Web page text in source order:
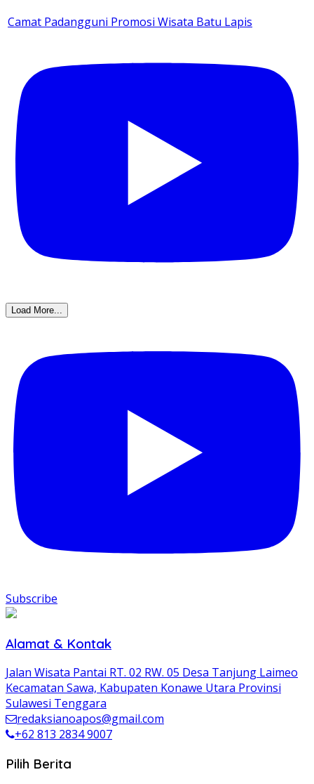
Camat Padangguni Promosi Wisata Batu Lapis
Load More...
Subscribe
Alamat & Kontak
Jalan Wisata Pantai RT. 02 RW. 05 Desa Tanjung Laimeo
Kecamatan Sawa, Kabupaten Konawe Utara Provinsi
Sulawesi Tenggara
redaksianoapos@gmail.com
+62 813 2834 9007
Pilih Berita